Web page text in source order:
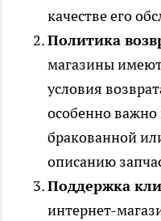
качестве его
Политика
магазины
условия
особенно важно
бракованной
описанию
Поддержка
интернет-